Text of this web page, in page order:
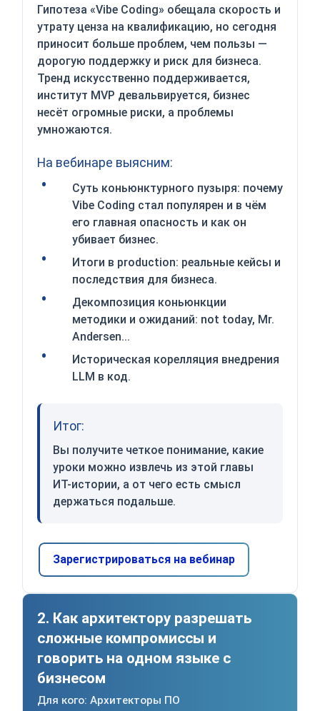
Гипотеза «Vibe Coding» обещала скорость и
утрату ценза на квалификацию, но сегодня
приносит больше проблем, чем пользы —
дорогую поддержку и риск для бизнеса.
Тренд искусственно поддерживается,
институт MVP девальвируется, бизнес
несёт огромные риски, а проблемы
умножаются.
На вебинаре выясним:
Суть коньюнктурного пузыря: почему
Vibe Coding стал популярен и в чём
его главная опасность и как он
убивает бизнес.
Итоги в production: реальные кейсы и
последствия для бизнеса.
Декомпозиция коньюнкции
методики и ожиданий: not today, Mr.
Andersen...
Историческая корелляция внедрения
LLM в код.
Итог:
Вы получите четкое понимание, какие
уроки можно извлечь из этой главы
ИТ-истории, а от чего есть смысл
держаться подальше.
Зарегистрироваться на вебинар
2. Как архитектору разрешать
сложные компромиссы и
говорить на одном языке с
бизнесом
Для кого: Архитекторы ПО